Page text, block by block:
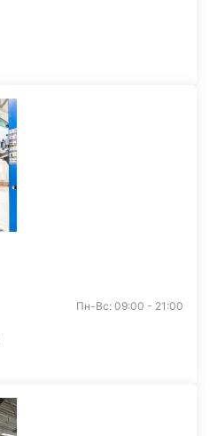
Пн-Вс: 09:00 - 21:00